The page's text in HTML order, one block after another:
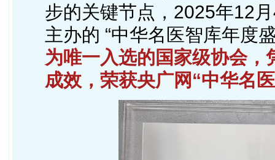
步的关键节点，2025年12
主办的 “中华名医智库年度
为唯一入选的国家级协会
成效，荣获央广网“中华名